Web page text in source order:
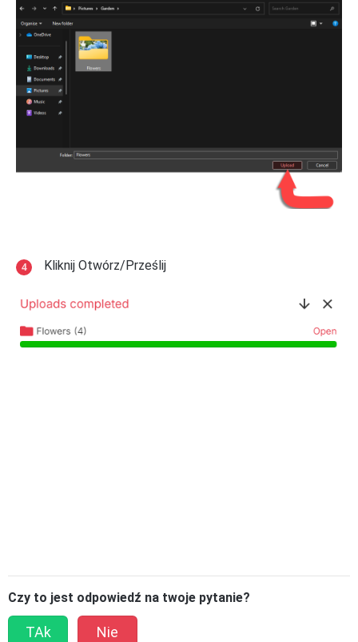
Kliknij Otwórz/Prześlij
Czy to jest odpowiedź na twoje pytanie?
TAk Nie